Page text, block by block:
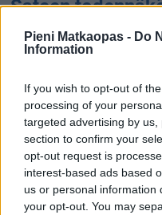
Pieni Matkaopas - Do
Information
If you wish to opt-out of
processing of your
targeted advertising by
section to confirm your
opt-out request is
interest-based ads based
us or personal information
your opt-out. You may
Sateen
ennuste
29 %
10 %
4 %
7.8.
8.8. 9.8.